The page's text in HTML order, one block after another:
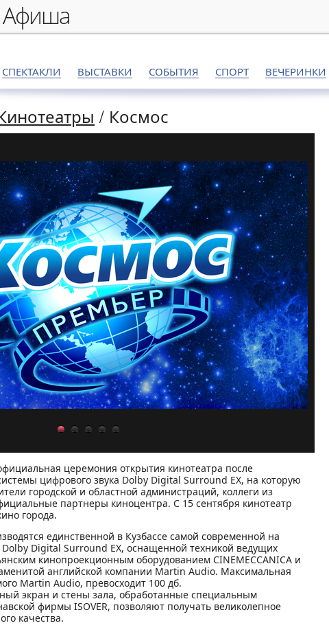
афиша
СПЕКТАКЛИ ВЫСТАВКИ СОБЫТИЯ СПОРТ ВЕЧЕРИНКИ
/ Космос
церемония открытия кинотеатра после
цифрового звука Dolby Digital Surround EX, на которую
городской и областной администраций, коллеги из
партнеры киноцентра. С 15 сентября кинотеатр
города.
единственной в Кузбассе самой современной на
Digital Surround EX, оснащенной техникой ведущих
кинопроекционным оборудованием CINEMECCANICA и
английской компании Martin Audio. Максимальная
Martin Audio, превосходит 100 дб.
экран и стены зала, обработанные специальным
фирмы ISOVER, позволяют получать великолепное
качества.